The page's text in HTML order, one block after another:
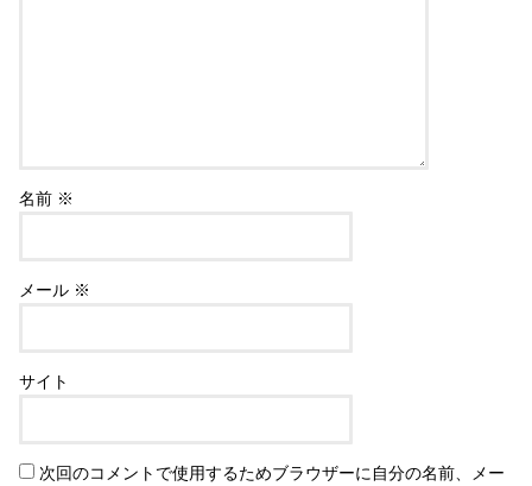
名前 ※
メール ※
サイト
次回のコメントで使用するためブラウザーに自分の名前、メー